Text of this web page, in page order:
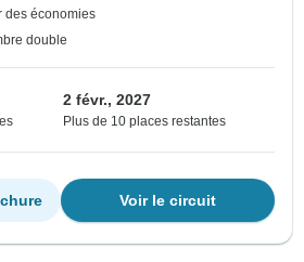
des économies
double
2 févr., 2027
Plus de 10 places restantes
Voir le circuit